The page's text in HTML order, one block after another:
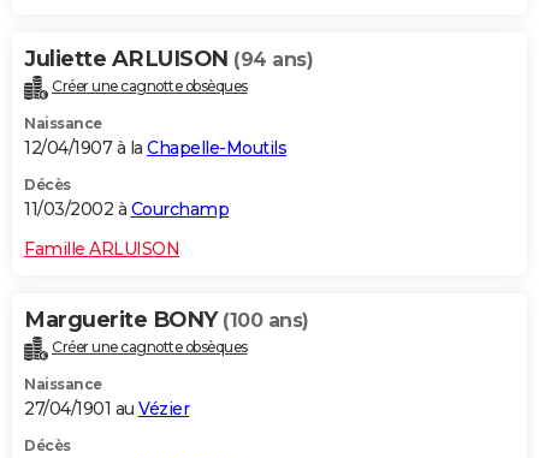
Juliette ARLUISON (94 ans)
Créer une cagnotte obsèques
Naissance
12/04/1907 à la Chapelle-Moutils
Décès
11/03/2002 à Courchamp
Famille ARLUISON
Marguerite BONY (100 ans)
Créer une cagnotte obsèques
Naissance
27/04/1901 au Vézier
Décès